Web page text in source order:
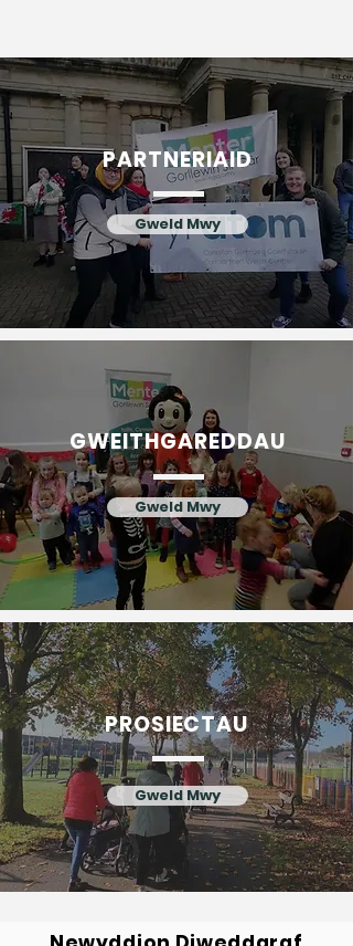
PARTNERIAID
Gweld Mwy
GWEITHGAREDDAU
Gweld Mwy
PROSIECTAU
Gweld Mwy